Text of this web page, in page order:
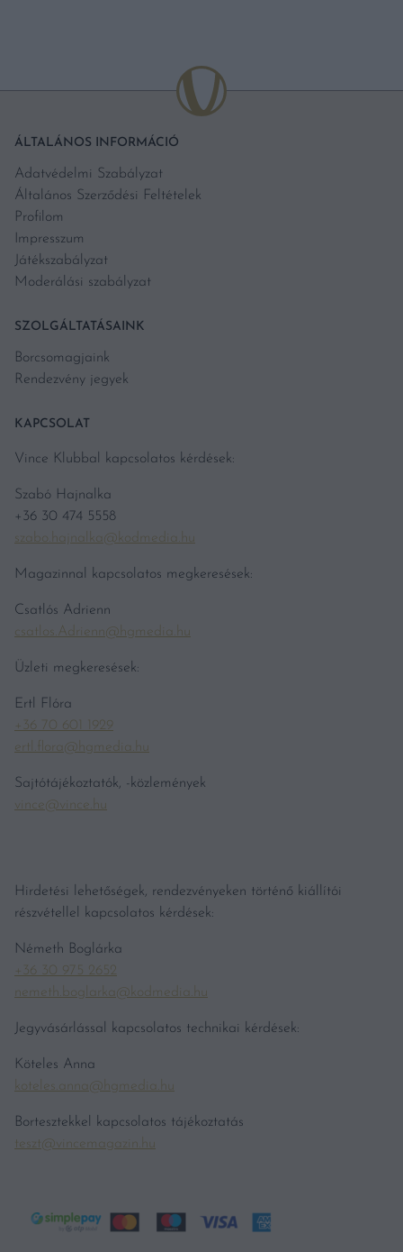
ÁLTALÁNOS INFORMÁCIÓ
Adatvédelmi Szabályzat
Általános Szerződési Feltételek
Profilom
Impresszum
Játékszabályzat
Moderálási szabályzat
SZOLGÁLTATÁSAINK
Borcsomagjaink
Rendezvény jegyek
KAPCSOLAT
Vince Klubbal kapcsolatos kérdések:
Szabó Hajnalka
+36 30 474 5558
szabo.hajnalka@kodmedia.hu
Magazinnal kapcsolatos megkeresések:
Csatlós Adrienn
csatlos.Adrienn@hgmedia.hu
Üzleti megkeresések:
Ertl Flóra
+36 70 601 1929
ertl.flora@hgmedia.hu
Sajtótájékoztatók, -közlemények
vince@vince.hu
Hirdetési lehetőségek, rendezvényeken történő kiállítói
részvétellel kapcsolatos kérdések:
Németh Boglárka
+36 30 975 2652
nemeth.boglarka@kodmedia.hu
Jegyvásárlással kapcsolatos technikai kérdések:
Köteles Anna
koteles.anna@hgmedia.hu
Bortesztekkel kapcsolatos tájékoztatás
teszt@vincemagazin.hu